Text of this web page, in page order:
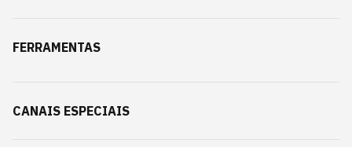
FERRAMENTAS
CANAIS ESPECIAIS